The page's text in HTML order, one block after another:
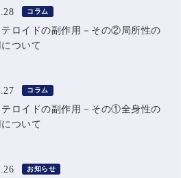
コラム
ロイドの副作用－その②局所性の
ついて
コラム
ロイドの副作用－その①全身性の
ついて
お知らせ